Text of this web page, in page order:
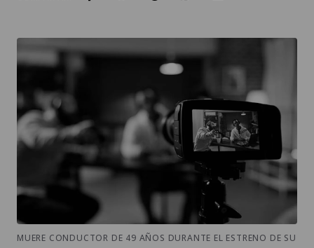
MUERE CONDUCTOR DE 49 AÑOS DURANTE EL ESTRENO DE SU